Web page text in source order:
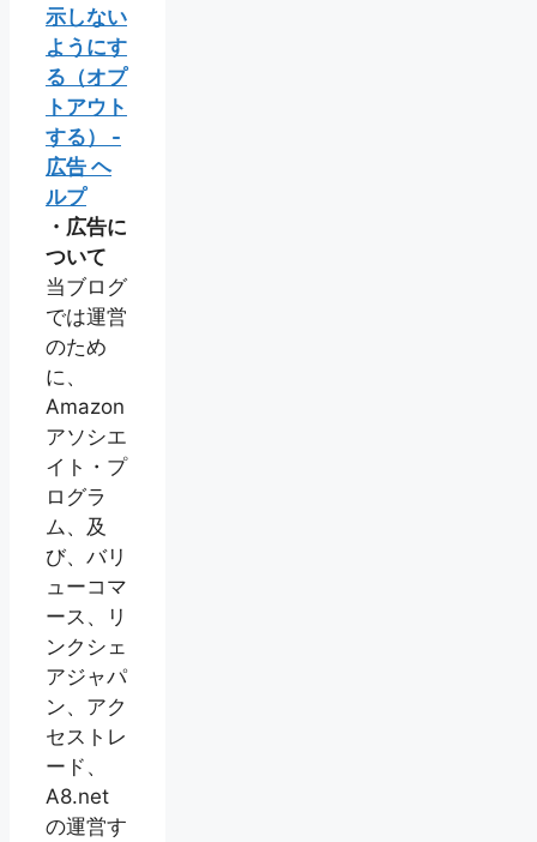
示しない
ようにす
る（オプ
トアウト
する） -
広告 ヘ
ルプ
・広告に
ついて
当ブログ
では運営
のため
に、
Amazon
アソシエ
イト・プ
ログラ
ム、及
び、バリ
ューコマ
ース、リ
ンクシェ
アジャパ
ン、アク
セストレ
ード、
A8.net
の運営す